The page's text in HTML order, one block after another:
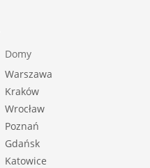
Domy
Warszawa
Kraków
Wrocław
Poznań
Gdańsk
Katowice